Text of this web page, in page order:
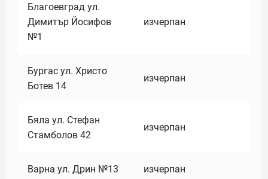
Благоевград ул.
Димитър Йосифов
№1
изчерпан
Бургас ул. Христо
Ботев 14
изчерпан
Бяла ул. Стефан
Стамболов 42
изчерпан
Варна ул. Дрин №13 изчерпан